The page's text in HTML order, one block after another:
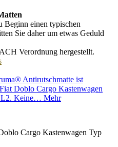
Beginn einen typischen
Sie daher um etwas Geduld
Verordnung hergestellt.
Antirutschmatte ist
Doblo Cargo Kastenwagen
L2. Keine… Mehr
Cargo Kastenwagen Typ